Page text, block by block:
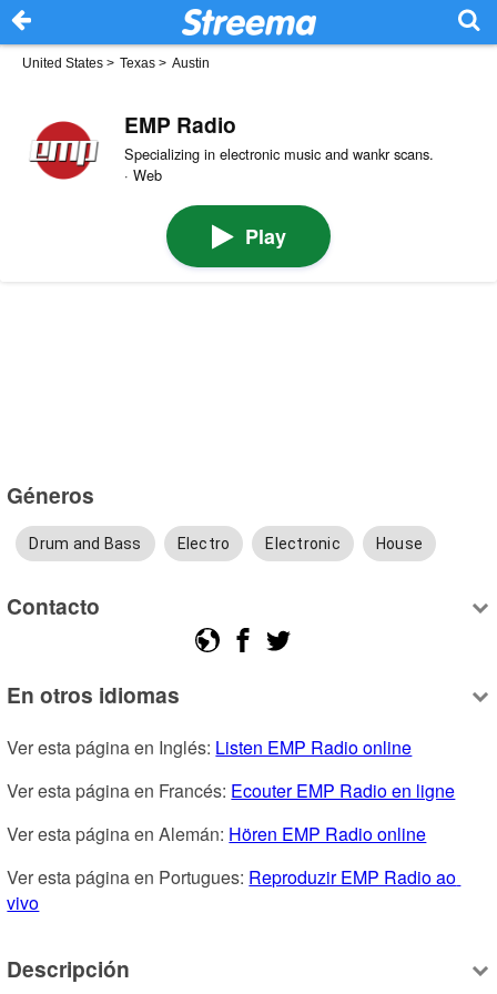
United States > Texas > Austin
EMP Radio
Specializing in electronic music and wankr scans.
· Web
Play
Géneros
Drum and Bass Electro Electronic House
Contacto
En otros idiomas
Ver esta página en Inglés: Listen EMP Radio online
Ver esta página en Francés: Ecouter EMP Radio en ligne
Ver esta página en Alemán: Hören EMP Radio online
Ver esta página en Portugues: Reproduzir EMP Radio ao
vivo
Descripción